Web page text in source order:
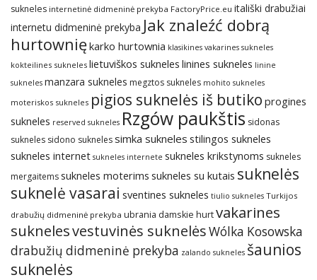
sukneles internetinė didmeninė prekyba FactoryPrice.eu itališki drabužiai
internetu didmeninė prekyba Jak znaleźć dobrą
hurtowniękarko hurtownia klasikines vakarines sukneles
kokteilines sukneles lietuviškos sukneles linines sukneles linine
sukneles manzara sukneles megztos sukneles mohito sukneles
moteriskos sukneles pigios suknelės iš butiko progines
sukneles reserved sukneles Rzgów paukštis sidonas
sukneles sidono suknelessimka sukneles stilingos sukneles
sukneles internet sukneles internete sukneles krikstynoms sukneles
mergaitemssukneles moterims sukneles su kutais suknelės
suknelė vasarai sventines sukneles tiulio sukneles Turkijos
drabužių didmeninė prekyba ubrania damskie hurtvakarines
suknelesvestuvinės suknelėsWólka Kosowska
drabužių didmeninė prekyba zalando sukneles šaunios
suknelės